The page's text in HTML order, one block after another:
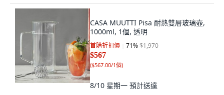
CASA MUUTTI Pisa 耐熱雙層玻璃壺,
1000ml, 1個, 透明
首購折扣價 71%$1,970
$567
($567.00/1個)
8/10 星期一 預計送達